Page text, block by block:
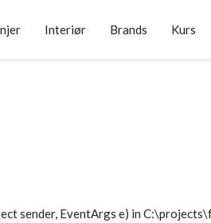
Interiør Brands Kurs
sender, EventArgs e) in